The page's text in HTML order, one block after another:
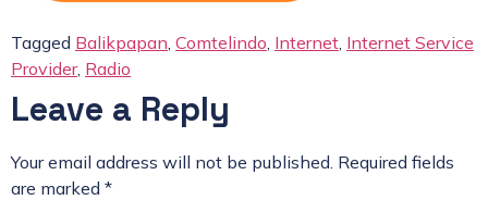
Tagged Balikpapan Comtelindo Internet Internet Service
Provider, Radio
Leave a Reply
Your email address will not be published. Required fields
are marked *